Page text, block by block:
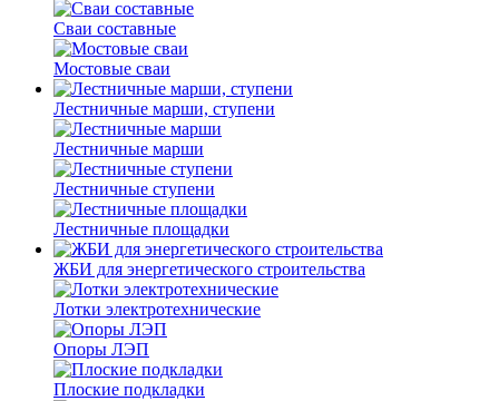
Сваи составные
Мостовые сваи
Лестничные марши, ступени
Лестничные марши
Лестничные ступени
Лестничные площадки
ЖБИ для энергетического строительства
Лотки электротехнические
Опоры ЛЭП
Плоские подкладки